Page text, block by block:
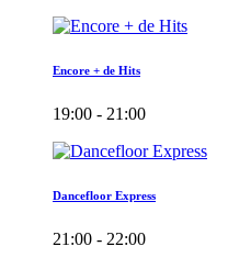
Encore + de Hits
19:00 - 21:00
Dancefloor Express
21:00 - 22:00